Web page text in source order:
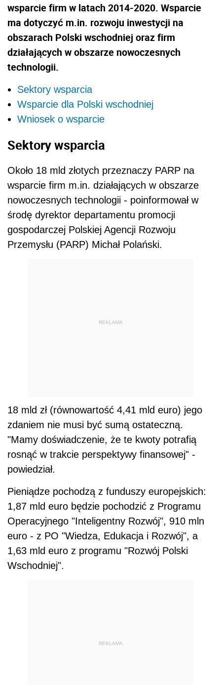
wsparcie firm w latach 2014-2020. Wsparcie
ma dotyczyć m.in. rozwoju inwestycji na
obszarach Polski wschodniej oraz firm
działających w obszarze nowoczesnych
technologii.
Sektory wsparcia
Wsparcie dla Polski wschodniej
Wniosek o wsparcie
Sektory wsparcia
Około 18 mld złotych przeznaczy PARP na
wsparcie firm m.in. działających w obszarze
nowoczesnych technologii - poinformował w
środę dyrektor departamentu promocji
gospodarczej Polskiej Agencji Rozwoju
Przemysłu (PARP) Michał Polański.
REKLAMA
18 mld zł (równowartość 4,41 mld euro) jego
zdaniem nie musi być sumą ostateczną.
"Mamy doświadczenie, że te kwoty potrafią
rosnąć w trakcie perspektywy finansowej" -
powiedział.
Pieniądze pochodzą z funduszy europejskich:
1,87 mld euro będzie pochodzić z Programu
Operacyjnego "Inteligentny Rozwój", 910 mln
euro - z PO "Wiedza, Edukacja i Rozwój", a
1,63 mld euro z programu "Rozwój Polski
Wschodniej".
REKLAMA